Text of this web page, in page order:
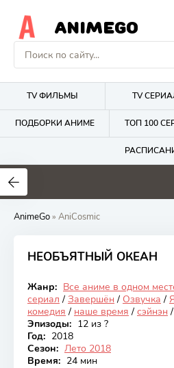
ANIMEGO
TV ФИЛЬМЫ TV
ПОДБОРКИ АНИМЕ ТОП 100
1.7
AnimeGo» AniCosmic
НЕОБЪЯТНЫЙ ОКЕАН
Закончен
8.45
Жанр: Все аниме в одном
сериал / Завершён / Озвучка /
комедия / наше время / сэйнэн /
Эпизоды: 12 из ?
Год: 2018
Сезон: Лето 2018
Время: 24 мин